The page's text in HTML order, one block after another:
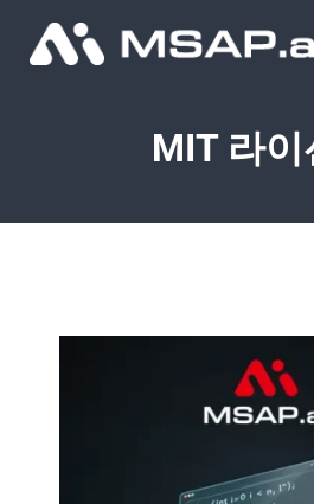
조달물품
MIT 라이